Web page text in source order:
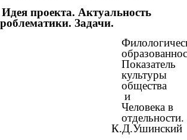
проекта. Актуальность
Задачи.
Показатель
культуры
общества
и
Человека в
отдельности.
К.Д.Ушинский